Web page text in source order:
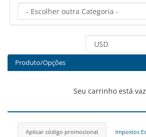
Produto/Opções
Seu carrinho está
Aplicar código promocional Impostos